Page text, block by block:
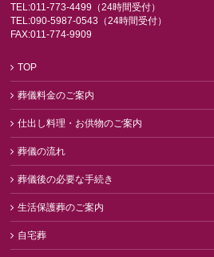
TEL:011-773-4499（24時間受付）
TEL:090-5987-0543（24時間受付）
FAX:011-774-9909
TOP
葬儀料金のご案内
仕出し料理・お供物のご案内
葬儀の流れ
葬儀後の必要な手続き
生活保護葬のご案内
自宅葬